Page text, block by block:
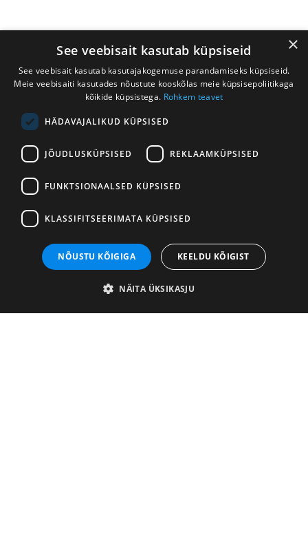
AS Ebeta
info@puhastajakaubamaja.ee
Leiva 2, 12618 Tallinn
650 6262
Müük: myyk@puhastajakaubamaja.ee
Privaatsuspoliitika
×
See veebisait kasutab küpsiseid
See veebisait kasutab kasutajakogemuse parandamiseks küpsiseid.
Meie veebisaiti kasutades nõustute kooskõlas meie küpsisepoliitikaga
kõikide küpsistega. Rohkem teavet
HÄDAVAJALIKUD KÜPSISED
JÕUDLUSKÜPSISED REKLAAMKÜPSISED
FUNKTSIONAALSED KÜPSISED
KLASSIFITSEERIMATA KÜPSISED
NÕUSTU KÕIGIGA KEELDU KÕIGIST
NÄITA ÜKSIKASJU